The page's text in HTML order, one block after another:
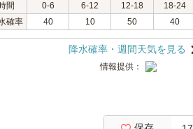
間 0-6 6-12 12-18
18-24
確率
40 10 50 40
降水確率・週間天気を見る
情報提供：